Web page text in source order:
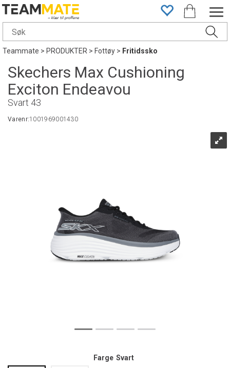
Teammate>PRODUKTER>Fottøy> Fritidssko
Skechers Max Cushioning
Exciton Endeavou
Svart 43
Varenr:1001969001430
Farge Svart